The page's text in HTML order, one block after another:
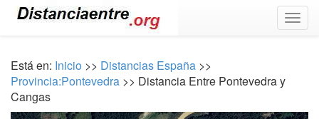
Está en: Inicio >> Distancias España >>
Provincia:Pontevedra >> Distancia Entre Pontevedra y
Cangas